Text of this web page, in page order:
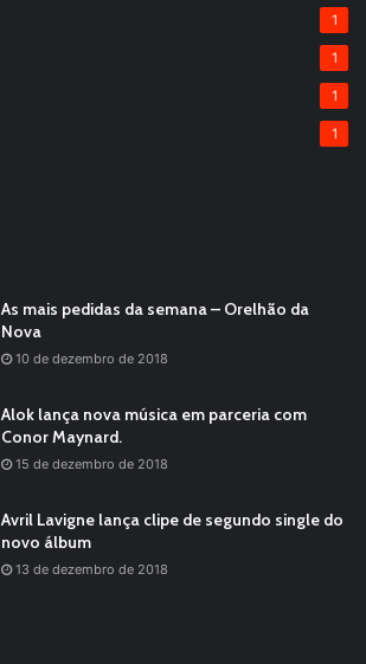
1
1
1
1
As mais pedidas da semana – Orelhão da
Nova
10 de dezembro de 2018
Alok lança nova música em parceria com
Conor Maynard.
15 de dezembro de 2018
Avril Lavigne lança clipe de segundo single do
novo álbum
13 de dezembro de 2018